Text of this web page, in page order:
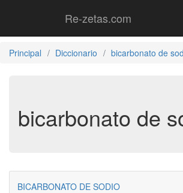
Re-zetas.com
Principal Diccionario bicarbonato de
bicarbonato de
BICARBONATO DE SODIO